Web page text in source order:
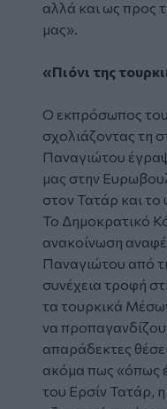
αλλά και ως προς
μας».
«Πιόνι της
Ο εκπρόσωπος
σχολιάζοντας τη
Παναγιώτου
μας στην
στον Τατάρ και
Το Δημοκρατικό
ανακοίνωση
Παναγιώτου από
συνέχεια τροφή
τα τουρκικά
να
απαράδεκτες
ακόμα πως «όπως
του Ερσίν Τατάρ,